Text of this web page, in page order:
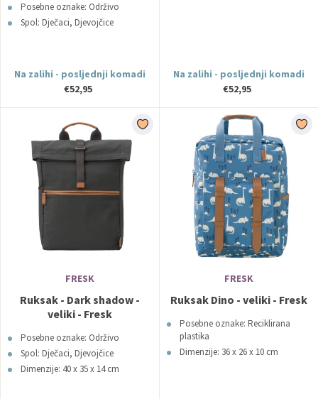
Posebne oznake: Održivo
Spol: Dječaci, Djevojčice
Na zalihi - posljednji komadi
€52,95
Na zalihi - posljednji komadi
€52,95
FRESK
Ruksak - Dark shadow -
veliki - Fresk
Posebne oznake: Održivo
Spol: Dječaci, Djevojčice
Dimenzije: 40 x 35 x 14 cm
FRESK
Ruksak Dino - veliki - Fresk
Posebne oznake: Reciklirana
plastika
Dimenzije: 36 x 26 x 10 cm